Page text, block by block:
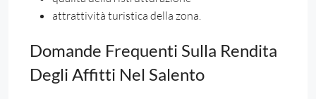
attrattività turistica della zona.
Domande Frequenti Sulla Rendita
Degli Affitti Nel Salento